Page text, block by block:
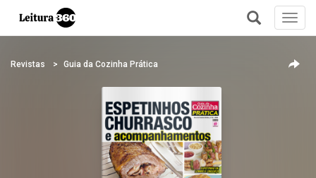
+
Revistas Guia da Cozinha Prática